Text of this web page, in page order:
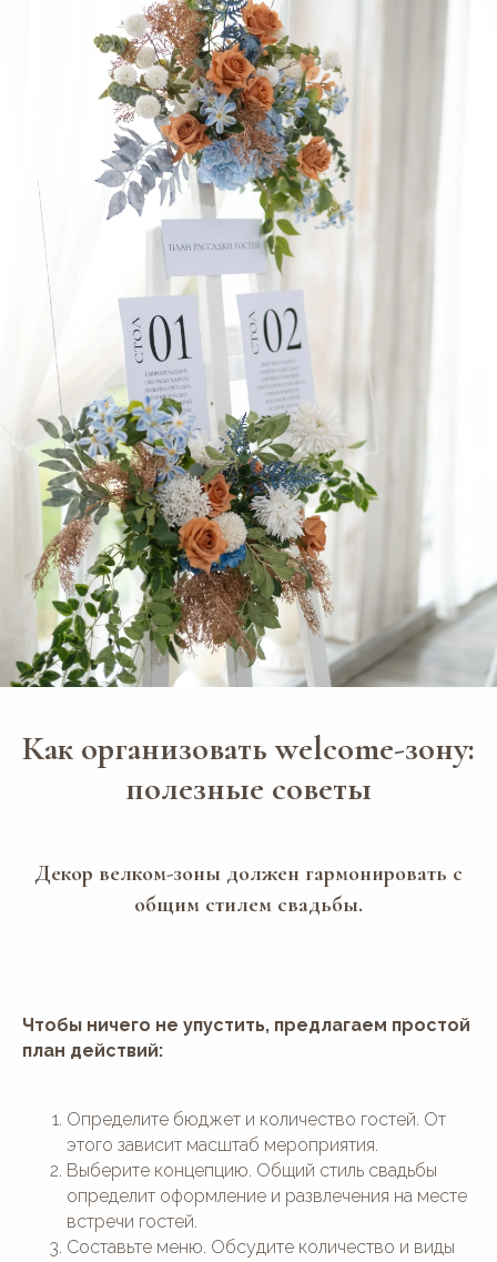
Как организовать welcome-зону:
полезные советы
Декор велком-зоны должен гармонировать с
общим стилем свадьбы.
Чтобы ничего не упустить, предлагаем простой
план действий:
Определите бюджет и количество гостей. От
этого зависит масштаб мероприятия.
Выберите концепцию. Общий стиль свадьбы
определит оформление и развлечения на месте
встречи гостей.
Составьте меню. Обсудите количество и виды